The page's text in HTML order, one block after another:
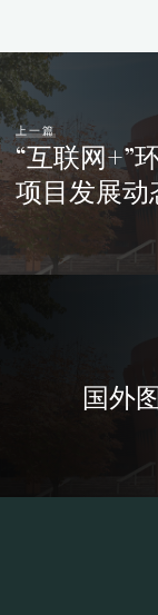
上一篇
“互联网+”
项目发展动
国外